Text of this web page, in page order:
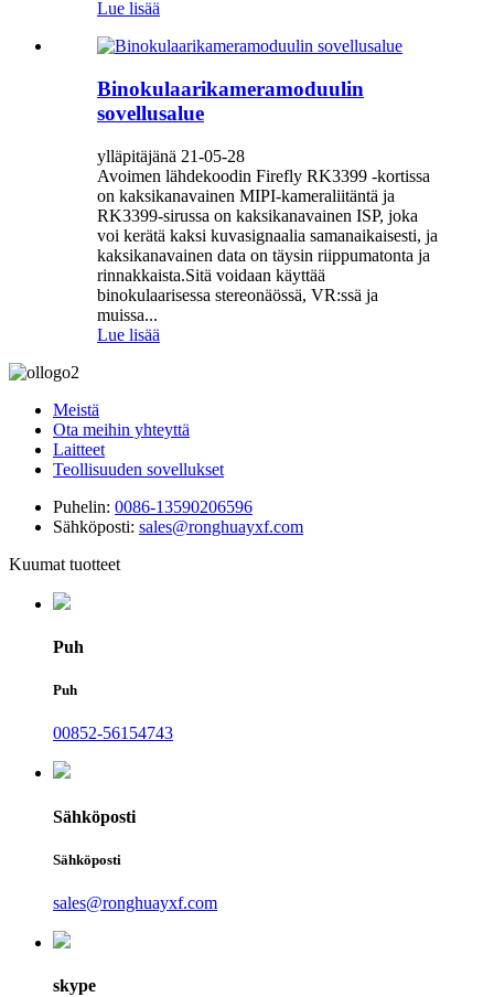
Lue lisää
Binokulaarikameramoduulin
sovellusalue
ylläpitäjänä 21-05-28
Avoimen lähdekoodin Firefly RK3399 -kortissa
on kaksikanavainen MIPI-kameraliitäntä ja
RK3399-sirussa on kaksikanavainen ISP, joka
voi kerätä kaksi kuvasignaalia samanaikaisesti, ja
kaksikanavainen data on täysin riippumatonta ja
rinnakkaista.Sitä voidaan käyttää
binokulaarisessa stereonäössä, VR:ssä ja
muissa...
Lue lisää
Meistä
Ota meihin yhteyttä
Laitteet
Teollisuuden sovellukset
Puhelin: 0086-13590206596
Sähköposti: sales@ronghuayxf.com
Kuumat tuotteet
Puh
Puh
00852-56154743
Sähköposti
Sähköposti
sales@ronghuayxf.com
skype